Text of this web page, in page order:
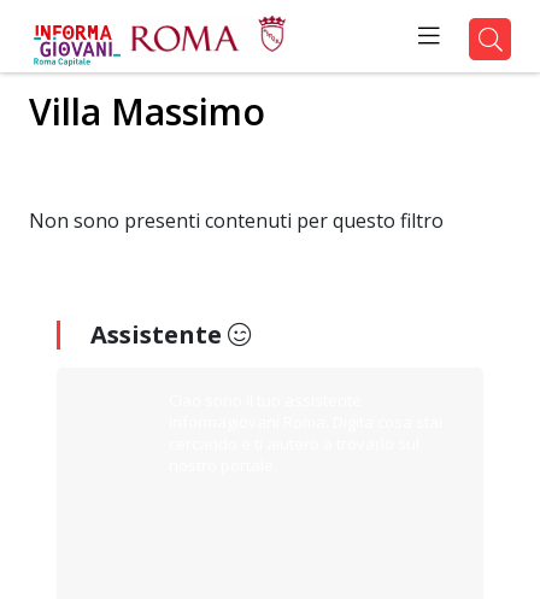
Villa Massimo
Non sono presenti contenuti per questo filtro
Assistente